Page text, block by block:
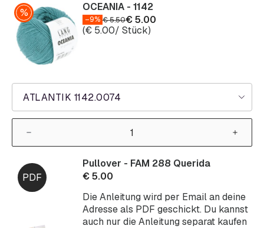
ATLANTIK 1142.0074
OCEANIA - 1142
–9% €5.50€5.00
(€ 5.00/ Stück)
Die Anleitung wird per Email an deine
Adresse als PDF geschickt. Du kannst
auch nur die Anleitung separat kaufen
Pullover - FAM 288 Querida
€5.00